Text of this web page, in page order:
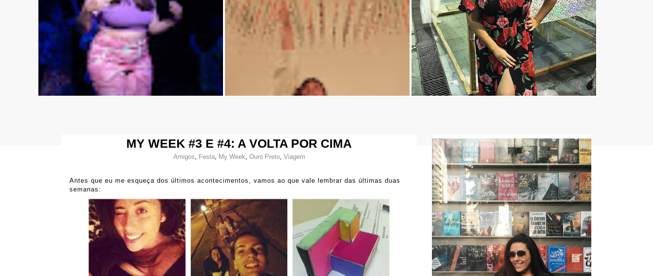
MY WEEK #3 E #4: A VOLTA POR CIMA
Amigos, Festa, My Week, Ouro Preto, Viagem
Antes que eu me esqueça dos últimos acontecimentos, vamos ao que vale lembrar das últimas duas
semanas: